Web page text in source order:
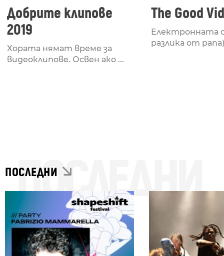
Добрите клипове
2019
Хората нямат време за
видеоклипове. Освен ако ...
The Good
Електронната
разлика от
ПОСЛЕДНИ
ПОСЛЕДНИ